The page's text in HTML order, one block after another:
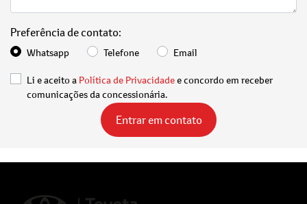
Preferência de contato:
Whatsapp Telefone Email
Li e aceito a Política de Privacidadee concordo em receber
comunicações da concessionária.
Entrar em contato